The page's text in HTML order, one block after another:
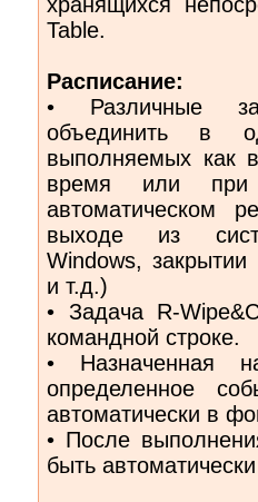
Table.
Расписание:
• Различные
объединить в
выполняемых как
время или при
автоматическом
выходе из
Windows, закрытии
и т.д.)
• Задача R-
командной строке.
• Назначенная
определенное
автоматически в
• После
быть